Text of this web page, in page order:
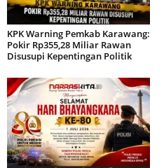
KPK Warning Pemkab Karawang:
Pokir Rp355,28 Miliar Rawan
Disusupi Kepentingan Politik